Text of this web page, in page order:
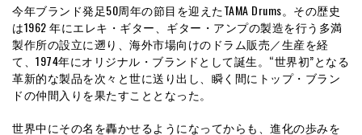
今年ブランド発足50周年の節目を迎えたTAMA Drums。その歴史
は1962 年にエレキ・ギター、ギター・アンプの製造を行う多満
製作所の設立に遡り、海外市場向けのドラム販売／生産を経
て、1974年にオリジナル・ブランドとして誕生。“世界初”となる
革新的な製品を次々と世に送り出し、瞬く間にトップ・ブラン
ドの仲間入りを果たすこととなった。
世界中にその名を轟かせるようになってからも、進化の歩みを